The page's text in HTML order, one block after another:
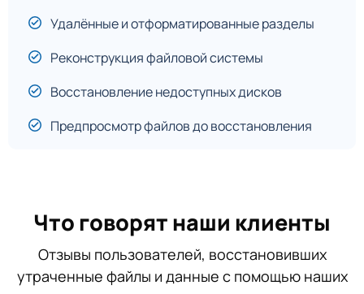
Удалённые и отформатированные разделы
Реконструкция файловой системы
Восстановление недоступных дисков
Предпросмотр файлов до восстановления
Что говорят наши клиенты
Отзывы пользователей, восстановивших
утраченные файлы и данные с помощью наших